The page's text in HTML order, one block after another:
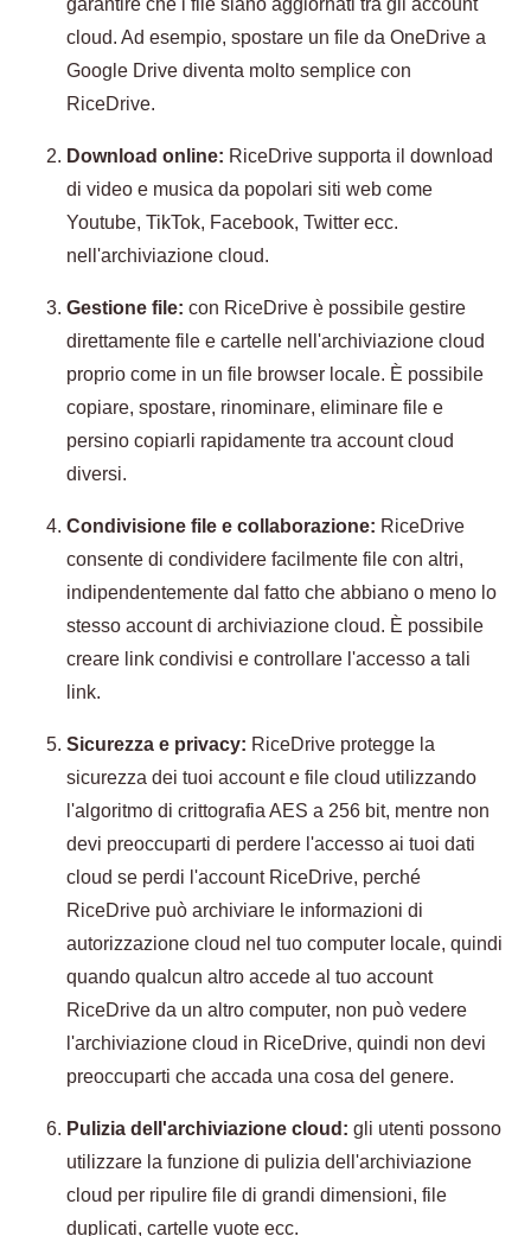
garantire che i file siano aggiornati tra gli account
cloud. Ad esempio, spostare un file da OneDrive a
Google Drive diventa molto semplice con
RiceDrive.
Download online: RiceDrive supporta il download
di video e musica da popolari siti web come
Youtube, TikTok, Facebook, Twitter ecc.
nell'archiviazione cloud.
Gestione file: con RiceDrive è possibile gestire
direttamente file e cartelle nell'archiviazione cloud
proprio come in un file browser locale. È possibile
copiare, spostare, rinominare, eliminare file e
persino copiarli rapidamente tra account cloud
diversi.
Condivisione file e collaborazione: RiceDrive
consente di condividere facilmente file con altri,
indipendentemente dal fatto che abbiano o meno lo
stesso account di archiviazione cloud. È possibile
creare link condivisi e controllare l'accesso a tali
link.
Sicurezza e privacy: RiceDrive protegge la
sicurezza dei tuoi account e file cloud utilizzando
l'algoritmo di crittografia AES a 256 bit, mentre non
devi preoccuparti di perdere l'accesso ai tuoi dati
cloud se perdi l'account RiceDrive, perché
RiceDrive può archiviare le informazioni di
autorizzazione cloud nel tuo computer locale, quindi
quando qualcun altro accede al tuo account
RiceDrive da un altro computer, non può vedere
l'archiviazione cloud in RiceDrive, quindi non devi
preoccuparti che accada una cosa del genere.
Pulizia dell'archiviazione cloud: gli utenti possono
utilizzare la funzione di pulizia dell'archiviazione
cloud per ripulire file di grandi dimensioni, file
duplicati, cartelle vuote ecc.